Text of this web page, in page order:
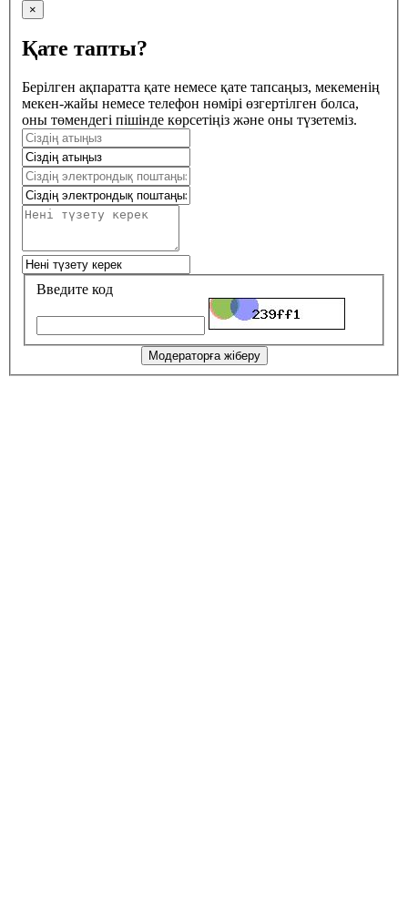
×
Қате тапты?
Берілген ақпаратта қате немесе қате тапсаңыз, мекеменің
мекен-жайы немесе телефон нөмірі өзгертілген болса,
оны төмендегі пішінде көрсетіңіз және оны түзетеміз.
Введите код
Модераторға жіберу